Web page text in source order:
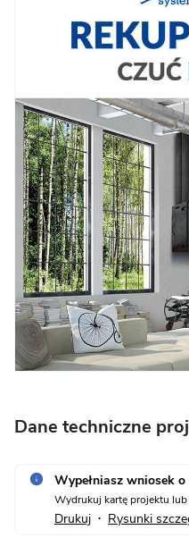
Dane techniczne
Wypełniasz wniosek
Wydrukuj kartę projektu
Drukuj • Rysunki